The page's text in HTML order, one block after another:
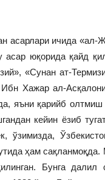
асарлари ичида
асар юқорида қайд
«Сунан ат-
Хажар ал-
яъни қарийб
кейин ёзиб
ўзимизда,
ҳам
Бунга далил